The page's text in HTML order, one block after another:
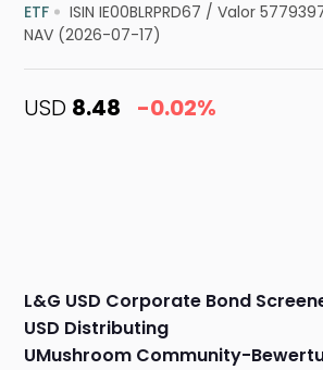
ETF ISIN IE00BLRPRD67 /Valor
NAV (2026-07-17)
USD 8.48 -0.02%
L&G USD Corporate Bond
USD Distributing
UMushroom Community-